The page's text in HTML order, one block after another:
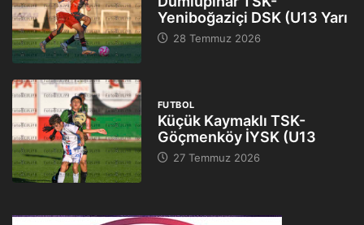
Yeniboğaziçi DSK (U13 Yarı
28 Temmuz 2026
FUTBOL
Küçük Kaymaklı TSK-
Göçmenköy İYSK (U13
27 Temmuz 2026